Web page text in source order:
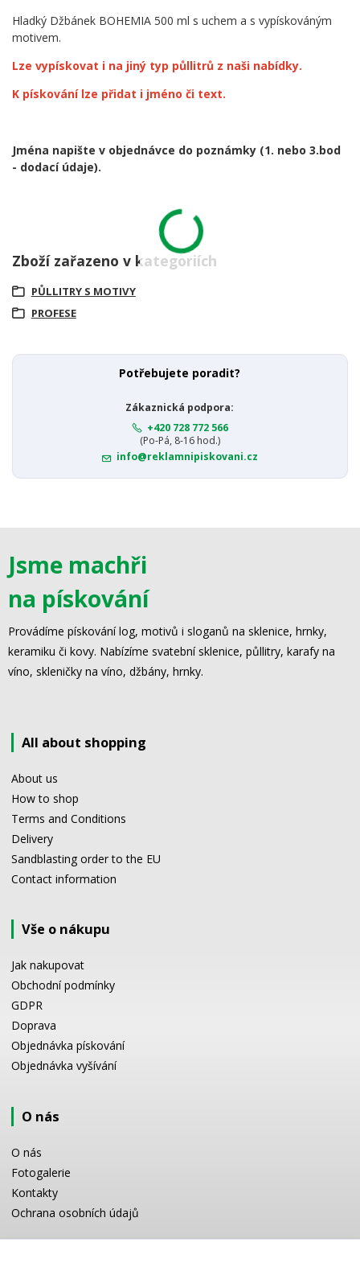
Hladký Džbánek BOHEMIA 500 ml s uchem a s vypískováným
motivem.
Lze vypískovat i na jiný typ půllitrů z naši nabídky.
K pískování lze přidat i jméno či text.
Jména napište v objednávce do poznámky (1. nebo 3.bod
- dodací údaje).
Zboží zařazeno v kategoriích
PŮLLITRY S MOTIVY
PROFESE
Potřebujete poradit?
Zákaznická podpora:
+420 728 772 566
(Po-Pá, 8-16 hod.)
info@reklamnipiskovani.cz
Jsme machři
na pískování
Provádíme pískování log, motivů i sloganů na sklenice, hrnky,
keramiku či kovy. Nabízíme svatební sklenice, půllitry, karafy na
víno, skleničky na víno, džbány, hrnky.
All about shopping
About us
How to shop
Terms and Conditions
Delivery
Sandblasting order to the EU
Contact information
Vše o nákupu
Jak nakupovat
Obchodní podmínky
GDPR
Doprava
Objednávka pískování
Objednávka vyšívání
O nás
O nás
Fotogalerie
Kontakty
Ochrana osobních údajů